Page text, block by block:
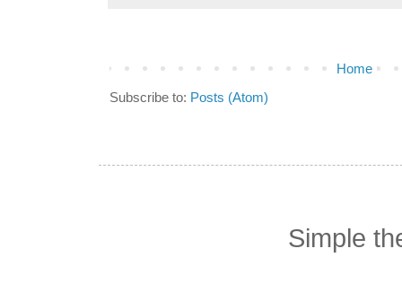
Home
Subscribe to: Posts (Atom)
Simple